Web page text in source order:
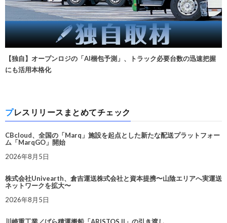
【独自】オープンロジの「AI梱包予測」、トラック必要台数の迅速把握
にも活用本格化
プレスリリースまとめてチェック
CBcloud、全国の「Marq」施設を起点とした新たな配送プラットフォー
ム「MarqGO」開始
2026年8月5日
株式会社Univearth、倉吉運送株式会社と資本提携〜山陰エリアへ実運送
ネットワークを拡大〜
2026年8月5日